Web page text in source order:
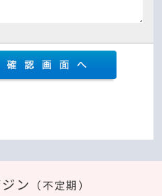
ン （不定期）